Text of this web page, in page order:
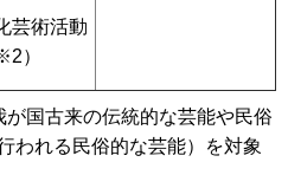
芸術活動
）
国古来の伝統的な芸能や民俗
われる民俗的な芸能）を対象